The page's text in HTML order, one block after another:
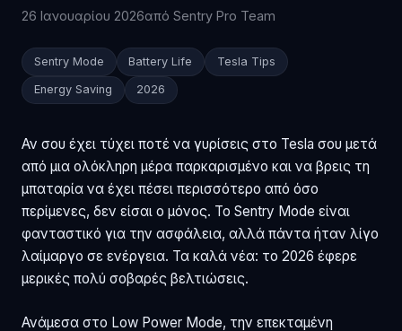
26 Ιανουαρίου 2026από Sentry Pro Team
Sentry Mode Battery Life Tesla Tips
Energy Saving 2026
Αν σου έχει τύχει ποτέ να γυρίσεις στο Tesla σου μετά
από μια ολόκληρη μέρα παρκαρισμένο και να βρεις τη
μπαταρία να έχει πέσει περισσότερο από όσο
περίμενες, δεν είσαι ο μόνος. Το Sentry Mode είναι
φανταστικό για την ασφάλεια, αλλά πάντα ήταν λίγο
λαίμαργο σε ενέργεια. Τα καλά νέα: το 2026 έφερε
μερικές πολύ σοβαρές βελτιώσεις.
Ανάμεσα στο Low Power Mode, την επεκταμένη